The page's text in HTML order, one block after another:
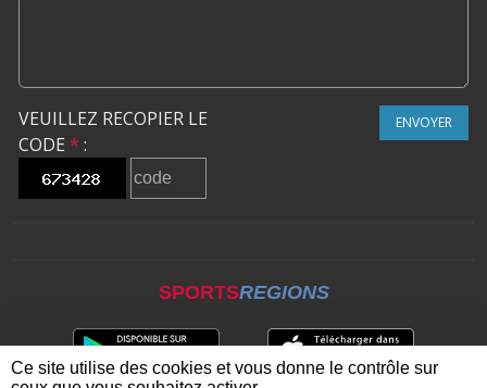
VEUILLEZ RECOPIER LE
CODE * :
ENVOYER
SPORTSREGIONS
Ce site utilise des cookies et vous donne le contrôle sur